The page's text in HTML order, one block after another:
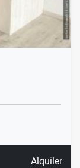
Alquiler